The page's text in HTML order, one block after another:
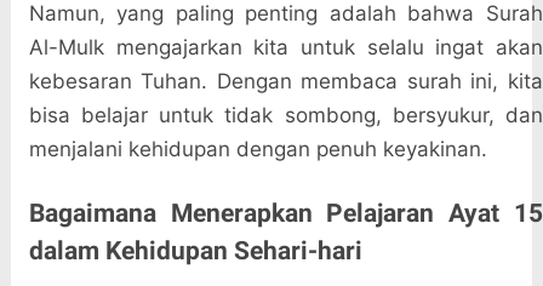
Namun, yang paling penting adalah bahwa Surah
Al-Mulk mengajarkan kita untuk selalu ingat akan
kebesaran Tuhan. Dengan membaca surah ini, kita
bisa belajar untuk tidak sombong, bersyukur, dan
menjalani kehidupan dengan penuh keyakinan.
Bagaimana Menerapkan Pelajaran Ayat 15
dalam Kehidupan Sehari-hari